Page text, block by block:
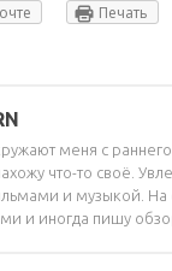
Печать
меня с
что-то своё.
и музыкой. На
и иногда пишу